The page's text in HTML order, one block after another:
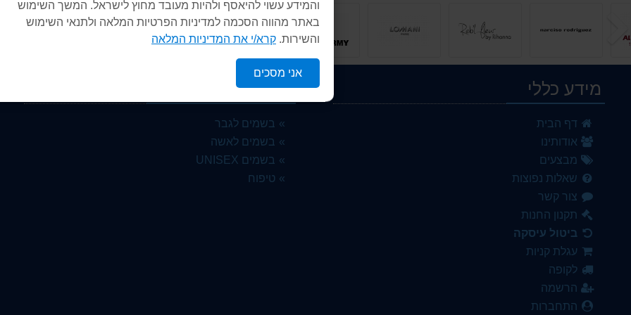
והמידע עשוי להיאסף ולהיות מעובד מחוץ לישראל. המשך השימוש
באתר מהווה הסכמה למדיניות הפרטיות המלאה ולתנאי השימוש
והשירות. קרא/י את המדיניות המלאה
אני מסכים
הקודם
מידע כללי
דף הבית
אודותינו
מבצעים
שאלות נפוצות
צור קשר
תקנון החנות
ביטול עיסקה
עגלת קניות
לקופה
הרשמה
התחברות
349.00 ₪
DUMONT IRONIC pour homme
249.00 ₪
75.00 ₪
קטגוריות נבחרות
בשמים לגבר
בשמים לאשה
בשמים UNISEX
טיפוח